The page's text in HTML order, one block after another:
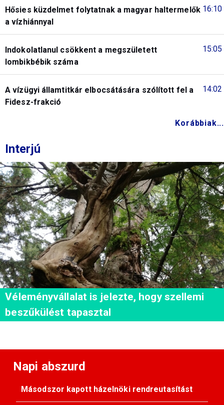
16:10
Hősies küzdelmet folytatnak a magyar haltermelők
a vízhiánnyal
15:05
Indokolatlanul csökkent a megszületett
lombikbébik száma
14:02
A vízügyi államtitkár elbocsátására szólított fel a
Fidesz-frakció
Korábbiak...
Interjú
Véleményvállalat is jelezte, hogy szellemi
beszűkülést tapasztal
Napi abszurd
Másodszor kapott házelnöki rendreutasítást